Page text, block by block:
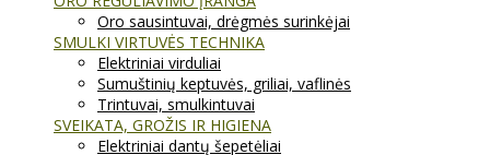
Oro sausintuvai, drėgmės surinkėjai
SMULKI VIRTUVĖS TECHNIKA
Elektriniai virduliai
Sumuštinių keptuvės, griliai, vaflinės
Trintuvai, smulkintuvai
SVEIKATA, GROŽIS IR HIGIENA
Elektriniai dantų šepetėliai